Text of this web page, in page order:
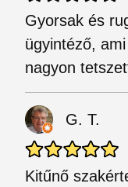
Gyorsak és
ügyintéző,
nagyon
G. T.
Kitűnő